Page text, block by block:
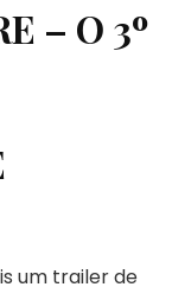
– O 3º
um trailer de